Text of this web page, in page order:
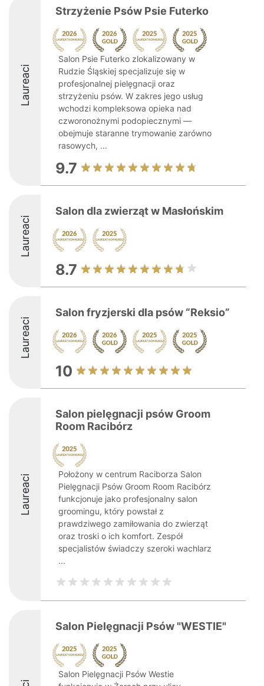
Laureaci
Strzyżenie Psów Psie Futerko
Salon Psie Futerko zlokalizowany w
Rudzie Śląskiej specjalizuje się w
profesjonalnej pielęgnacji oraz
strzyżeniu psów. W zakres jego usług
wchodzi kompleksowa opieka nad
czworonożnymi podopiecznymi —
obejmuje staranne trymowanie zarówno
rasowych, ...
9.7
Laureaci
Salon dla zwierząt w Masłońskim
8.7
Laureaci
Salon fryzjerski dla psów “Reksio”
10
Laureaci
Salon pielęgnacji psów Groom
Room Racibórz
Położony w centrum Raciborza Salon
Pielęgnacji Psów Groom Room Racibórz
funkcjonuje jako profesjonalny salon
groomingu, który powstał z
prawdziwego zamiłowania do zwierząt
oraz troski o ich komfort. Zespół
specjalistów świadczy szeroki wachlarz
...
Salon Pielęgnacji Psów "WESTIE"
Salon Pielęgnacji Psów Westie